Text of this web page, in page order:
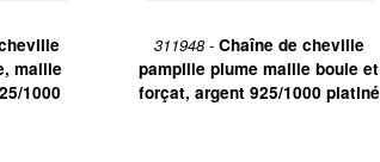
maille
1000
311948 - Chaîne de cheville
pampille plume maille boule et
forçat, argent 925/1000 platiné